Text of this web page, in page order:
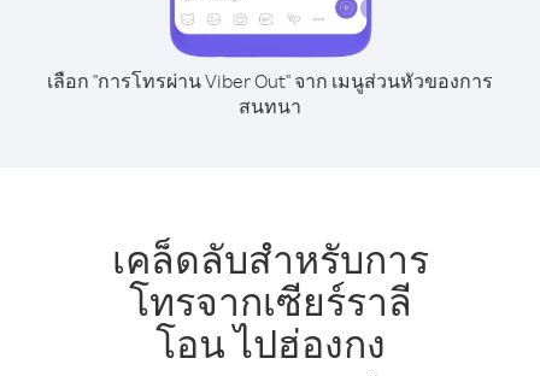
เลือก "การโทรผ่าน Viber Out" จาก เมนูส่วนหัวของการ
สนทนา
เคล็ดลับสำหรับการ
โทรจากเซียร์ราลี
โอน ไปฮ่องกง